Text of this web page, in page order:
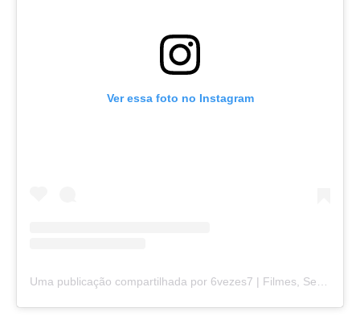
Ver essa foto no Instagram
Uma publicação compartilhada por 6vezes7 | Filmes, Series, Animes e+ (@6vezes7)